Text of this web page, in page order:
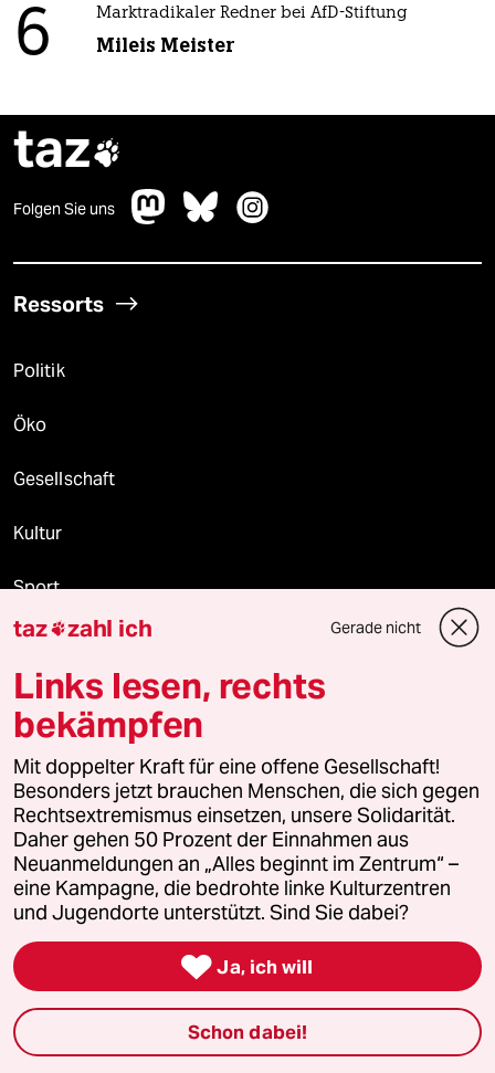
6 Marktradikaler Redner bei AfD-Stiftung
Mileis Meister
taz
Folgen Sie uns
Ressorts
Politik
Öko
Gesellschaft
Kultur
Sport
Berlin
Nord
Themen
Niedrigwasser
AfD
Bundeswehr
taz zahl ich Gerade nicht
Links lesen, rechts
bekämpfen
Mit doppelter Kraft für eine offene Gesellschaft!
Besonders jetzt brauchen Menschen, die sich gegen
Rechtsextremismus einsetzen, unsere Solidarität.
Daher gehen 50 Prozent der Einnahmen aus
Neuanmeldungen an „Alles beginnt im Zentrum“ –
eine Kampagne, die bedrohte linke Kulturzentren
und Jugendorte unterstützt. Sind Sie dabei?
 Ja, ich will
Schon dabei!